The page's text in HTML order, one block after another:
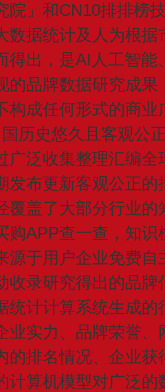
院」和CN10排排榜
数据统计及人为根
得出，是AI人工智能
的品牌数据研究成
构成任何形式的商业
历史悠久且客观公
广泛收集整理汇编
发布更新客观公正
覆盖了大部分行业
购APP查一查，知
源于用户企业免费
收录研究得出的品
统计计算系统生成
业实力、品牌荣誉
的排名情况、企业
计算机模型对广泛